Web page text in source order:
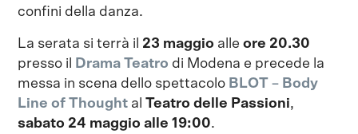
confini della danza.
La serata si terrà il 23 maggio alleore 20.30
presso il
Drama Teatro di Modena e precede la
messa in scena dello spettacolo BLOT – Body
Line of Thought alTeatro delle Passioni,
sabato 24 maggio alle 19:00.